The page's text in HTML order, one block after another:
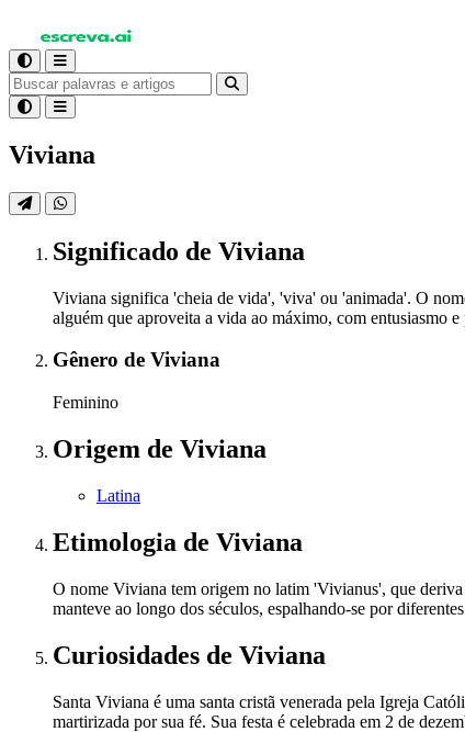
Viviana
Significado de Viviana
Viviana significa 'cheia de vida', 'viva' ou 'animada'. O
alguém que aproveita a vida ao máximo, com entusiasmo e
Gênero de Viviana
Feminino
Origem de Viviana
Latina
Etimologia de Viviana
O nome Viviana tem origem no latim 'Vivianus', que
manteve ao longo dos séculos, espalhando-se por
Curiosidades de Viviana
Santa Viviana é uma santa cristã venerada pela Igreja
martirizada por sua fé. Sua festa é celebrada em 2 de